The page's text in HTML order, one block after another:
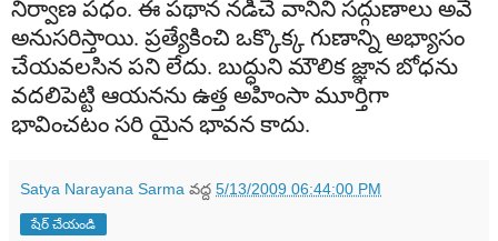
నిర్వాణపధం. ఈపథాననడిచే వానినిసద్గుణాలుఅవే
అనుసరిస్తాయి. ప్రత్యేకించి ఒక్కొక్కగుణాన్నిఅభ్యాసం
చేయవలసినపనిలేదు. బుద్ధునిమౌలికజ్ఞానబోధను
వదలిపెట్టిఆయననుఉత్తఅహింసామూర్తిగా
భావించటంసరియైనభావనకాదు.
Satya Narayana Sarma వద్ద 5/13/2009 06:44:00 PM
షేర్ చేయండి